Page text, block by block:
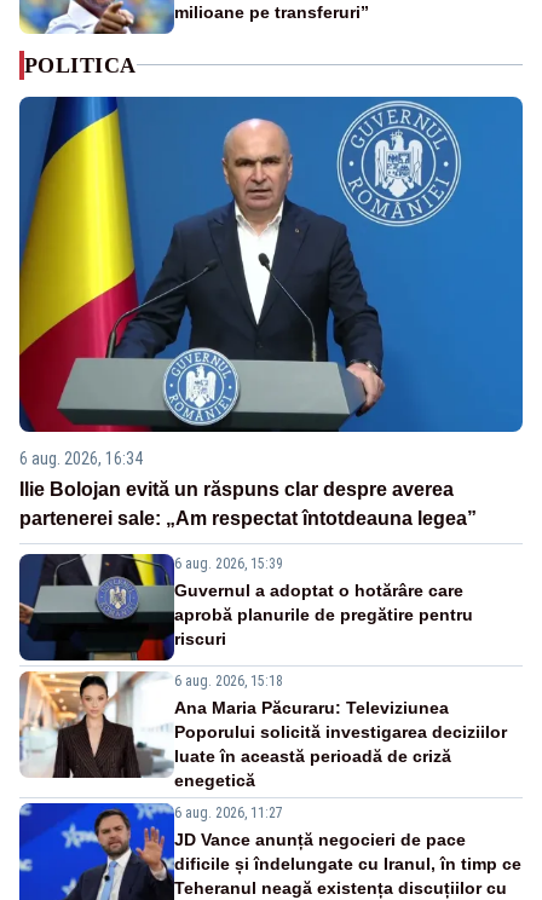
milioane pe transferuri”
POLITICA
6 aug. 2026, 16:34
Ilie Bolojan evită un răspuns clar despre averea
partenerei sale: „Am respectat întotdeauna legea”
6 aug. 2026, 15:39
Guvernul a adoptat o hotărâre care
aprobă planurile de pregătire pentru
riscuri
6 aug. 2026, 15:18
Ana Maria Păcuraru: Televiziunea
Poporului solicită investigarea deciziilor
luate în această perioadă de criză
enegetică
6 aug. 2026, 11:27
JD Vance anunță negocieri de pace
dificile și îndelungate cu Iranul, în timp ce
Teheranul neagă existența discuțiilor cu